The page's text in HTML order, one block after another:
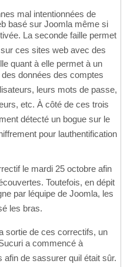
mal intentionnées de
basé sur Joomla même si
La seconde faille permet
ces sites web avec des
quant à elle permet à un
des données des comptes
leurs mots de passe,
etc. À côté de ces trois
détecté un bogue sur le
pour lauthentification
le mardi 25 octobre afin
Toutefois, en dépit
par léquipe de Joomla, les
les bras.
sortie de ces correctifs, un
a commencé à
de sassurer quil était sûr.